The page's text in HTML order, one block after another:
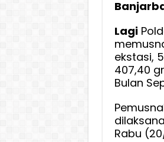
Lagi
ekstasi,
407,40
Bulan
Rabu